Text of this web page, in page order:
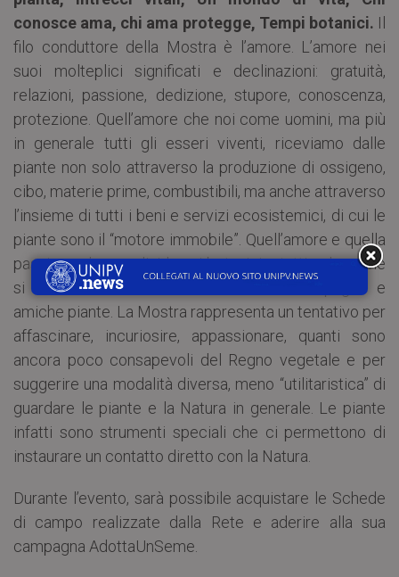
conosce ama, chi ama protegge, Tempi botanici. Il
filo conduttore della Mostra è l’amore. L’amore nei
suoi molteplici significati e declinazioni: gratuità,
relazioni, passione, dedizione, stupore, conoscenza,
protezione. Quell’amore che noi come uomini, ma più
in generale tutti gli esseri viventi, riceviamo dalle
piante non solo attraverso la produzione di ossigeno,
cibo, materie prime, combustibili, ma anche attraverso
l’insieme di tutti i beni e servizi ecosistemici, di cui le
piante sono il “motore immobile”. Quell’amore e quella
passione che condividono i botanici e tutti coloro che
si dedicano allo studio delle nostre compagne e
amiche piante. La Mostra rappresenta un tentativo per
affascinare, incuriosire, appassionare, quanti sono
ancora poco consapevoli del Regno vegetale e per
suggerire una modalità diversa, meno “utilitaristica” di
guardare le piante e la Natura in generale. Le piante
infatti sono strumenti speciali che ci permettono di
instaurare un contatto diretto con la Natura.
Durante l’evento, sarà possibile acquistare le Schede
di campo realizzate dalla Rete e aderire alla sua
campagna AdottaUnSeme.